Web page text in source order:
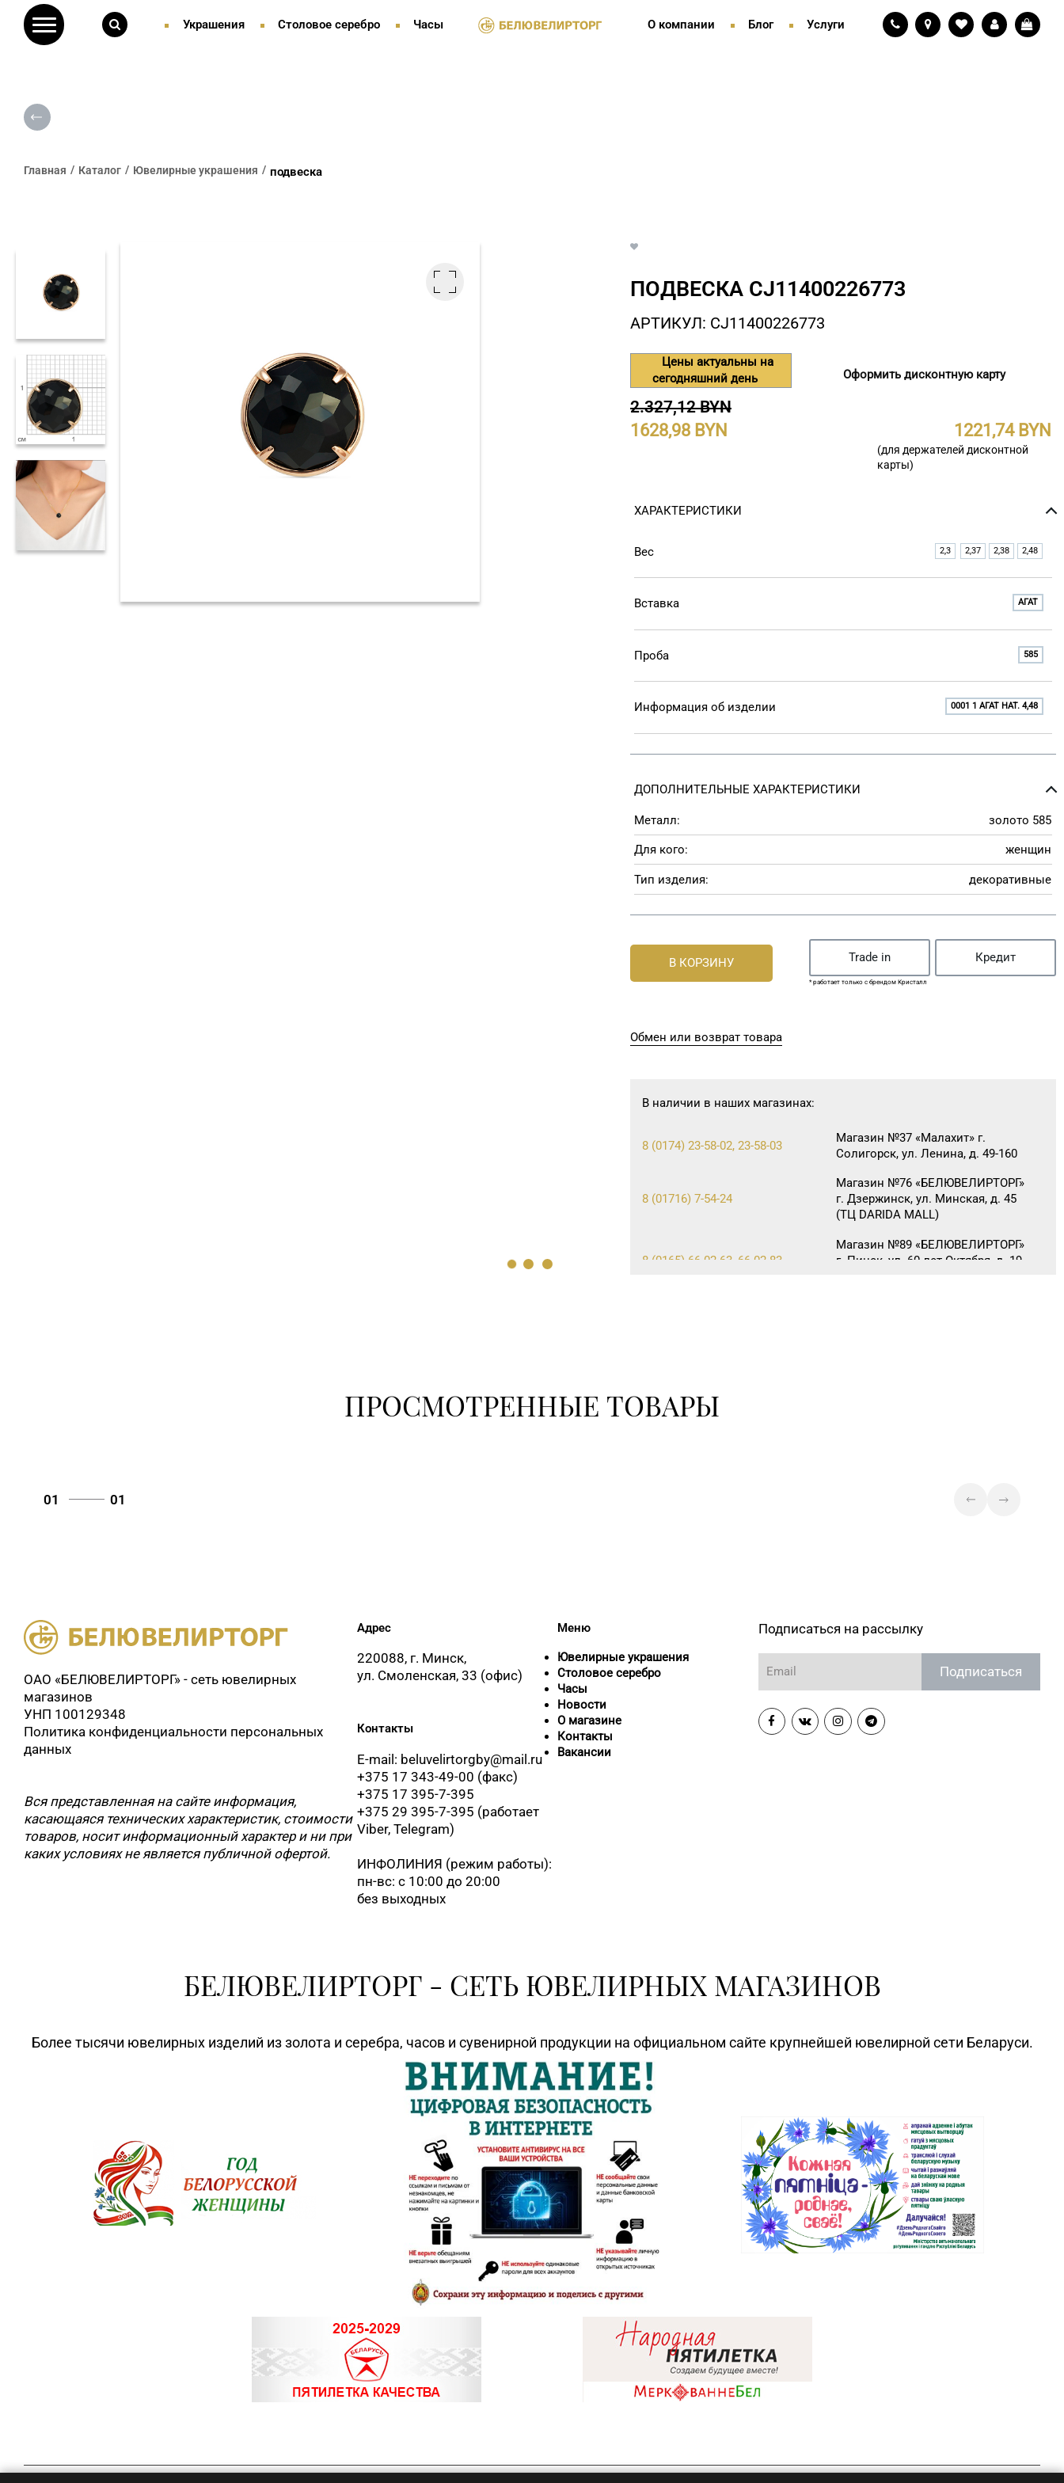
Украшения Столовое серебро Часы О компании Блог Услуги
Главная Каталог Ювелирные украшения подвеска
ПОДВЕСКА СJ11400226773
АРТИКУЛ: СJ11400226773
Цены актуальны на
сегодняшний день
Оформить дисконтную карту
2.327,12 BYN
1628,98 1221,74
(для держателей дисконтной
карты)
ХАРАКТЕРИСТИКИ
Вес 2,3 2,37 2,38 2,48
Вставка АГАТ
Проба 585
Информация об изделии 0001 1 АГАТ НАТ. 4,48
ДОПОЛНИТЕЛЬНЫЕ ХАРАКТЕРИСТИКИ
Металл: золото 585
Для кого: женщин
Тип изделия: декоративные
В КОРЗИНУ Trade in Кредит
* работает только с брендом Кристалл
Обмен или возврат товара
В наличии в наших магазинах:
8 (0174) 23-58-02, 23-58-03
Магазин №37 «Малахит» г.
Солигорск, ул. Ленина, д. 49-160
8 (01716) 7-54-24
Магазин №76 «БЕЛЮВЕЛИРТОРГ»
г. Дзержинск, ул. Минская, д. 45
(ТЦ DARIDA MALL)
8 (0165) 66-02-63, 66-02-83
Магазин №89 «БЕЛЮВЕЛИРТОРГ»
г. Пинск, ул. 60 лет Октября, д. 19
ПРОСМОТРЕННЫЕ ТОВАРЫ
01 01
ОАО «БЕЛЮВЕЛИРТОРГ» - сеть ювелирных
магазинов
УНП 100129348
Политика конфиденциальности персональных
данных
Вся представленная на сайте информация,
касающаяся технических характеристик, стоимости
товаров, носит информационный характер и ни при
каких условиях не является публичной офертой.
Адрес
220088, г. Минск,
ул. Смоленская, 33 (офис)
Контакты
E-mail: beluvelirtorgby@mail.ru
+375 17 343-49-00 (факс)
+375 17 395-7-395
+375 29 395-7-395 (работает
Viber, Telegram)
ИНФОЛИНИЯ (режим работы):
пн-вс: с 10:00 до 20:00
без выходных
Меню
Ювелирные украшения
Столовое серебро
Часы
Новости
О магазине
Контакты
Вакансии
Подписаться на рассылку
Подписаться
БЕЛЮВЕЛИРТОРГ - СЕТЬ ЮВЕЛИРНЫХ МАГАЗИНОВ
Более тысячи ювелирных изделий из золота и серебра, часов и сувенирной продукции на официальном сайте крупнейшей ювелирной сети Беларуси.